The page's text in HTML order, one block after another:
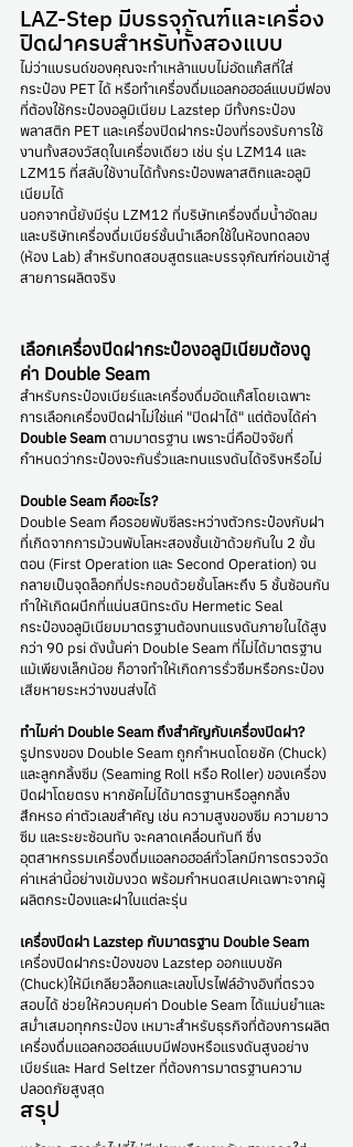
LAZ-Step มีบรรจุภัณฑ์และเครื่อง
ปิดฝาครบสำหรับทั้งสองแบบ
ไม่ว่าแบรนด์ของคุณจะทำเหล้าแบบไม่อัดแก๊สที่ใส่
กระป๋อง PET ได้ หรือทำเครื่องดื่มแอลกอฮอล์แบบมีฟอง
ที่ต้องใช้กระป๋องอลูมิเนียม Lazstep มีทั้งกระป๋อง
พลาสติก PET และเครื่องปิดฝากระป๋องที่รองรับการใช้
งานทั้งสองวัสดุในเครื่องเดียว เช่น รุ่น LZM14 และ
LZM15 ที่สลับใช้งานได้ทั้งกระป๋องพลาสติกและอลูมิ
เนียมได้
นอกจากนี้ยังมีรุ่น LZM12 ที่บริษัทเครื่องดื่มน้ำอัดลม
และบริษัทเครื่องดื่มเบียร์ชั้นนำเลือกใช้ในห้องทดลอง
(ห้อง Lab) สำหรับทดสอบสูตรและบรรจุภัณฑ์ก่อนเข้าสู่
สายการผลิตจริง
เลือกเครื่องปิดฝากระป๋องอลูมิเนียมต้องดู
ค่า Double Seam
สำหรับกระป๋องเบียร์และเครื่องดื่มอัดแก๊สโดยเฉพาะ
การเลือกเครื่องปิดฝาไม่ใช่แค่ "ปิดฝาได้" แต่ต้องได้ค่า
Double Seam ตามมาตรฐาน เพราะนี่คือปัจจัยที่
กำหนดว่ากระป๋องจะกันรั่วและทนแรงดันได้จริงหรือไม่
Double Seam คืออะไร?
Double Seam คือรอยพับซีลระหว่างตัวกระป๋องกับฝา
ที่เกิดจากการม้วนพับโลหะสองชั้นเข้าด้วยกันใน 2 ขั้น
ตอน (First Operation และ Second Operation) จน
กลายเป็นจุดล็อกที่ประกอบด้วยชั้นโลหะถึง 5 ชั้นซ้อนกัน
ทำให้เกิดผนึกที่แน่นสนิทระดับ Hermetic Seal
กระป๋องอลูมิเนียมมาตรฐานต้องทนแรงดันภายในได้สูง
กว่า 90 psi ดังนั้นค่า Double Seam ที่ไม่ได้มาตรฐาน
แม้เพียงเล็กน้อย ก็อาจทำให้เกิดการรั่วซึมหรือกระป๋อง
เสียหายระหว่างขนส่งได้
ทำไมค่า Double Seam ถึงสำคัญกับเครื่องปิดฝา?
รูปทรงของ Double Seam ถูกกำหนดโดยชัค (Chuck)
และลูกกลิ้งซีม (Seaming Roll หรือ Roller) ของเครื่อง
ปิดฝาโดยตรง หากชัคไม่ได้มาตรฐานหรือลูกกลิ้ง
สึกหรอ ค่าตัวเลขสำคัญ เช่น ความสูงของซีม ความยาว
ซีม และระยะซ้อนทับ จะคลาดเคลื่อนทันที ซึ่ง
อุตสาหกรรมเครื่องดื่มแอลกอฮอล์ทั่วโลกมีการตรวจวัด
ค่าเหล่านี้อย่างเข้มงวด พร้อมกำหนดสเปคเฉพาะจากผู้
ผลิตกระป๋องและฝาในแต่ละรุ่น
เครื่องปิดฝา Lazstep กับมาตรฐาน Double Seam
เครื่องปิดฝากระป๋องของ Lazstep ออกแบบชัค
(Chuck)ให้มีเกลียวล็อกและเลขโปรไฟล์อ้างอิงที่ตรวจ
สอบได้ ช่วยให้ควบคุมค่า Double Seam ได้แม่นยำและ
สม่ำเสมอทุกกระป๋อง เหมาะสำหรับธุรกิจที่ต้องการผลิต
เครื่องดื่มแอลกอฮอล์แบบมีฟองหรือแรงดันสูงอย่าง
เบียร์และ Hard Seltzer ที่ต้องการมาตรฐานความ
ปลอดภัยสูงสุด
สรุป